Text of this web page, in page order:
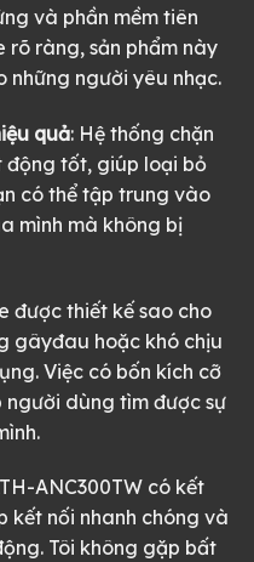
và phần mềm tiên
rõ ràng, sản phẩm này
những người yêu nhạc.
quả: Hệ thống chặn
tốt, giúp loại bỏ
có thể tập trung vào
mình mà không bị
được thiết kế sao cho
gâyđau hoặc khó chịu
Việc có bốn kích cỡ
dùng tìm được sự
ANC300TW có kết
kết nối nhanh chóng và
Tôi không gặp bất